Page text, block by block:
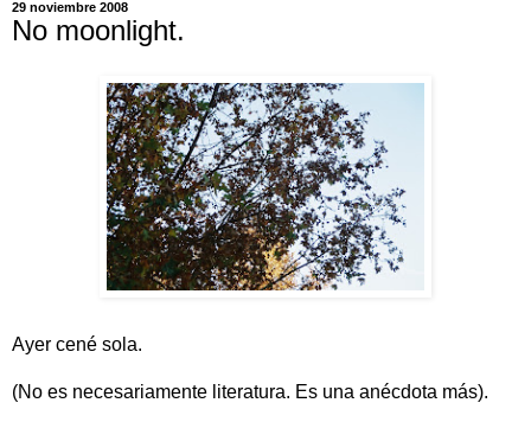
29 noviembre 2008
No moonlight.
Ayer cené sola.
(No es necesariamente literatura. Es una anécdota más).